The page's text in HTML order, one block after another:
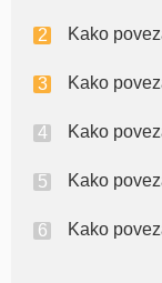
Kako
Kako
Kako
Kako
Kako